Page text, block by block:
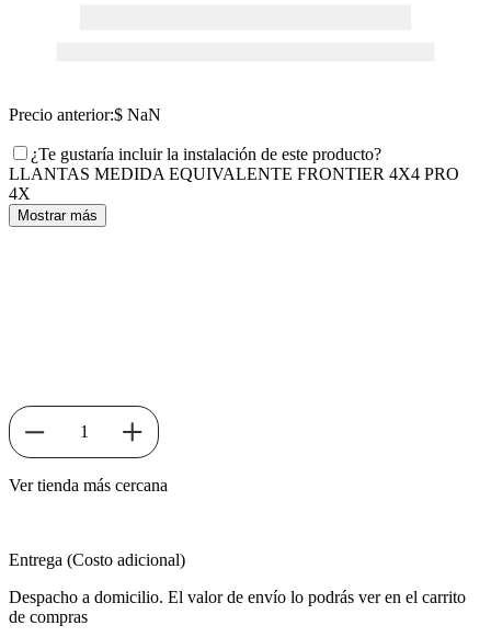
Precio anterior:$ NaN
¿Te gustaría incluir la instalación de este producto?
LLANTAS MEDIDA EQUIVALENTE FRONTIER 4X4 PRO
4X
Mostrar más
1
Ver tienda más cercana
Entrega (Costo adicional)
Despacho a domicilio. El valor de envío lo podrás ver en el carrito
de compras